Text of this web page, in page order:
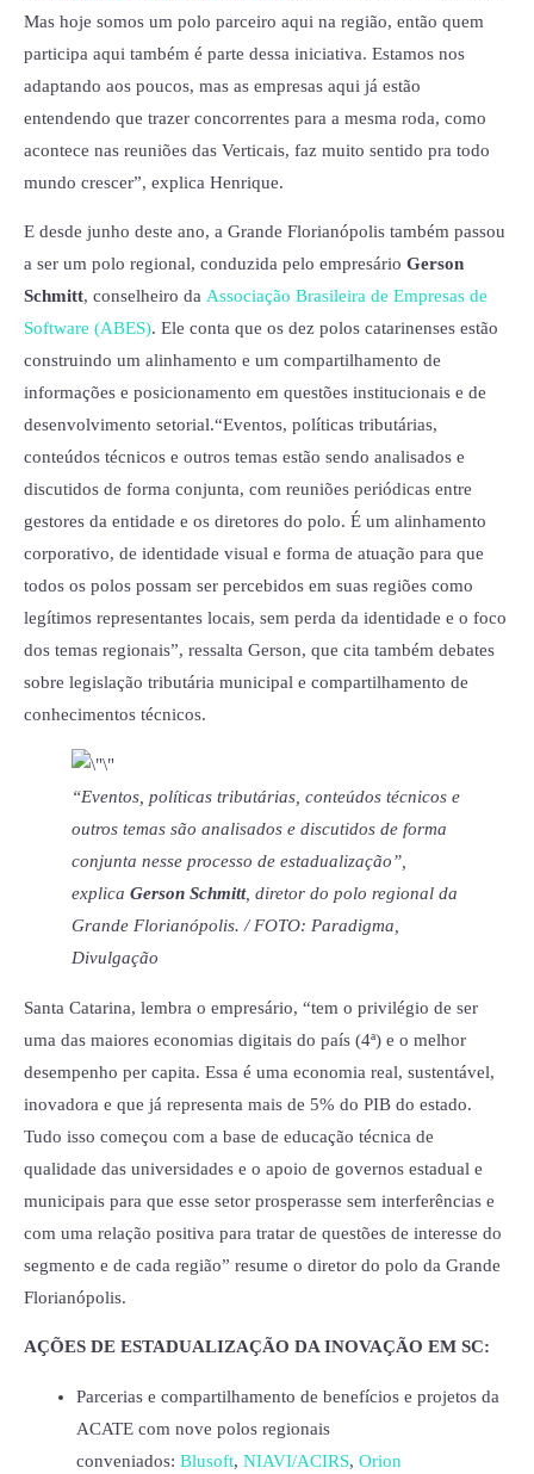
Mas hoje somos um polo parceiro aqui na região, então quem
participa aqui também é parte dessa iniciativa. Estamos nos
adaptando aos poucos, mas as empresas aqui já estão
entendendo que trazer concorrentes para a mesma roda, como
acontece nas reuniões das Verticais, faz muito sentido pra todo
mundo crescer”, explica Henrique.
E desde junho deste ano, a Grande Florianópolis também passou
a ser um polo regional, conduzida pelo empresário Gerson
Schmitt, conselheiro da Associação Brasileira de Empresas de
Software (ABES). Ele conta que os dez polos catarinenses estão
construindo um alinhamento e um compartilhamento de
informações e posicionamento em questões institucionais e de
desenvolvimento setorial.“Eventos, políticas tributárias,
conteúdos técnicos e outros temas estão sendo analisados e
discutidos de forma conjunta, com reuniões periódicas entre
gestores da entidade e os diretores do polo. É um alinhamento
corporativo, de identidade visual e forma de atuação para que
todos os polos possam ser percebidos em suas regiões como
legítimos representantes locais, sem perda da identidade e o foco
dos temas regionais”, ressalta Gerson, que cita também debates
sobre legislação tributária municipal e compartilhamento de
conhecimentos técnicos.
“Eventos, políticas tributárias, conteúdos técnicos e
outros temas são analisados e discutidos de forma
conjunta nesse processo de estadualização”,
explica Gerson Schmitt, diretor do polo regional da
Grande Florianópolis. / FOTO: Paradigma,
Divulgação
Santa Catarina, lembra o empresário, “tem o privilégio de ser
uma das maiores economias digitais do país (4ª) e o melhor
desempenho per capita. Essa é uma economia real, sustentável,
inovadora e que já representa mais de 5% do PIB do estado.
Tudo isso começou com a base de educação técnica de
qualidade das universidades e o apoio de governos estadual e
municipais para que esse setor prosperasse sem interferências e
com uma relação positiva para tratar de questões de interesse do
segmento e de cada região” resume o diretor do polo da Grande
Florianópolis.
AÇÕES DE ESTADUALIZAÇÃO DA INOVAÇÃO EM SC:
Parcerias e compartilhamento de benefícios e projetos da
ACATE com nove polos regionais
conveniados: Blusoft, NIAVI/ACIRS, Orion